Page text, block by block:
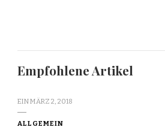
Empfohlene Artikel
EINMÄRZ 2, 2018
ALLGEMEIN